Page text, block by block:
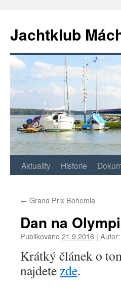
Jachtklub
Přejít
obsahu
webu
Aktuality Historie
← Grand Prix Bohemia
Dan na
Publikováno21.9.2016 | Autor:
Krátký článek o
najdetezde.